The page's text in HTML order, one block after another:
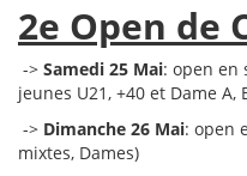
2e Open de
-> Samedi 25 Mai: open en
jeunes U21, +40 et Dame A,
-> Dimanche 26 Mai: open
mixtes, Dames)